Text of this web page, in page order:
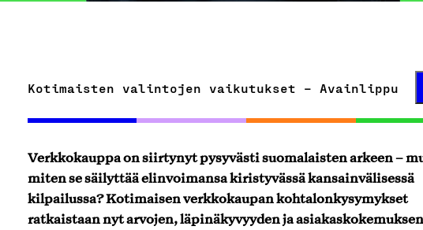
Kotimaisten valintojen vaikutukset – Avainlippu
Verkkokauppa on siirtynyt pysyvästi suomalaisten arkeen –
miten se säilyttää elinvoimansa kiristyvässä kansainvälisessä
kilpailussa? Kotimaisen verkkokaupan kohtalonkysymykset
ratkaistaan nyt arvojen, läpinäkyvyyden ja asiakaskokemuksen